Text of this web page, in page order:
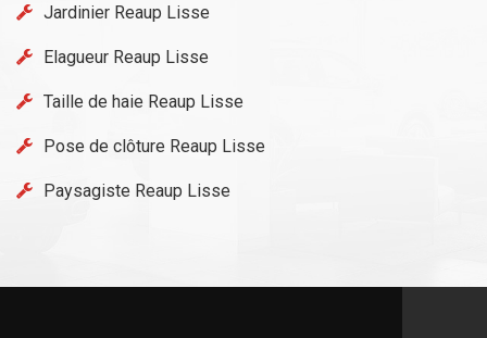
Jardinier Reaup Lisse
Elagueur Reaup Lisse
Taille de haie Reaup Lisse
Pose de clôture Reaup Lisse
Paysagiste Reaup Lisse